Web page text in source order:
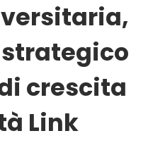
crescita
Link